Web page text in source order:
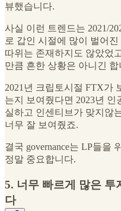
뷰했습니다.
사실 이런 트렌드는 2021/
로 갑인 시절에 많이 벌어
따위는 존재하지도 않았었
만큼 흔한 상황은 아니긴 합
2021년 크립토시절 FTX가
는지 보여줬다면 2023년
실하고 인센티브가 맞지않
너무 잘 보여줬죠.
결국 governance는 LP들을
정말 중요합니다.
5. 너무 빠르게 많은 투
다